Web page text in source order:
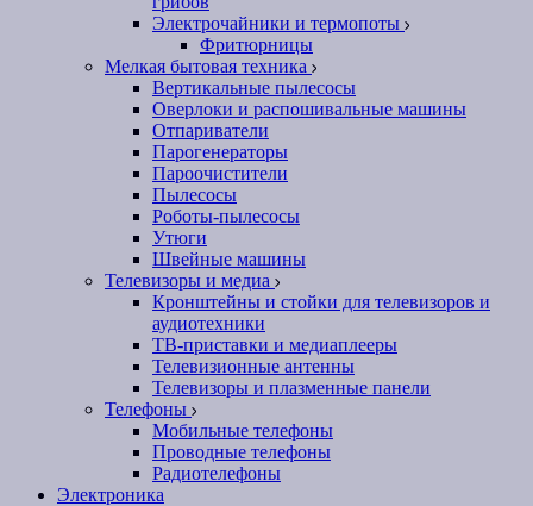
Электрочайники и термопоты
Фритюрницы
Мелкая бытовая техника
Вертикальные пылесосы
Оверлоки и распошивальные машины
Отпариватели
Парогенераторы
Пароочистители
Пылесосы
Роботы-пылесосы
Утюги
Швейные машины
Телевизоры и медиа
Кронштейны и стойки для телевизоров и
аудиотехники
ТВ-приставки и медиаплееры
Телевизионные антенны
Телевизоры и плазменные панели
Телефоны
Мобильные телефоны
Проводные телефоны
Радиотелефоны
Электроника